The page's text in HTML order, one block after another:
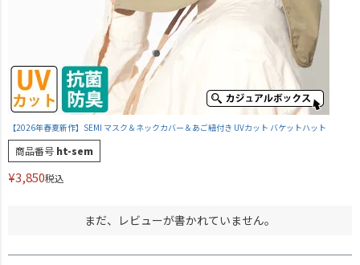
【2026年春夏新作】SEMI マスク＆ネックカバー＆あご紐付き UVカット バケットハット
商品番号 ht-sem
¥3,850税込
まだ、レビューが書かれていません。